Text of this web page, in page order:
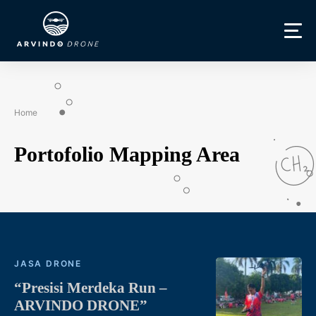
Home
Portofolio Mapping Area
JASA DRONE
“Presisi Merdeka Run –
ARVINDO DRONE”